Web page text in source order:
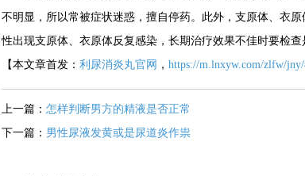
不明显，所以常被症状迷惑，擅自停药。此外，支原体、衣
性出现支原体、衣原体反复感染，长期治疗效果不佳时要检查
【本文章首发： 利尿消炎丸官网 ， https://m.lnxyw.com/zlfw/
上一篇： 怎样判断男方的精液是否正常
下一篇： 男性尿液发黄或是尿道炎作祟